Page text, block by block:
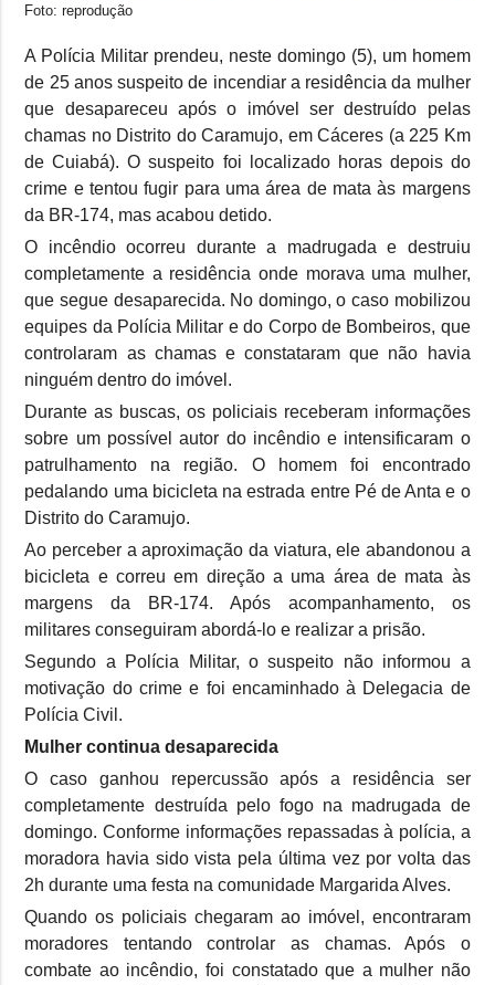
Foto: reprodução
A Polícia Militar prendeu, neste domingo (5), um homem
de 25 anos suspeito de incendiar a residência da mulher
que desapareceu após o imóvel ser destruído pelas
chamas no Distrito do Caramujo, em Cáceres (a 225 Km
de Cuiabá). O suspeito foi localizado horas depois do
crime e tentou fugir para uma área de mata às margens
da BR-174, mas acabou detido.
O incêndio ocorreu durante a madrugada e destruiu
completamente a residência onde morava uma mulher,
que segue desaparecida. No domingo, o caso mobilizou
equipes da Polícia Militar e do Corpo de Bombeiros, que
controlaram as chamas e constataram que não havia
ninguém dentro do imóvel.
Durante as buscas, os policiais receberam informações
sobre um possível autor do incêndio e intensificaram o
patrulhamento na região. O homem foi encontrado
pedalando uma bicicleta na estrada entre Pé de Anta e o
Distrito do Caramujo.
Ao perceber a aproximação da viatura, ele abandonou a
bicicleta e correu em direção a uma área de mata às
margens da BR-174. Após acompanhamento, os
militares conseguiram abordá-lo e realizar a prisão.
Segundo a Polícia Militar, o suspeito não informou a
motivação do crime e foi encaminhado à Delegacia de
Polícia Civil.
Mulher continua desaparecida
O caso ganhou repercussão após a residência ser
completamente destruída pelo fogo na madrugada de
domingo. Conforme informações repassadas à polícia, a
moradora havia sido vista pela última vez por volta das
2h durante uma festa na comunidade Margarida Alves.
Quando os policiais chegaram ao imóvel, encontraram
moradores tentando controlar as chamas. Após o
combate ao incêndio, foi constatado que a mulher não